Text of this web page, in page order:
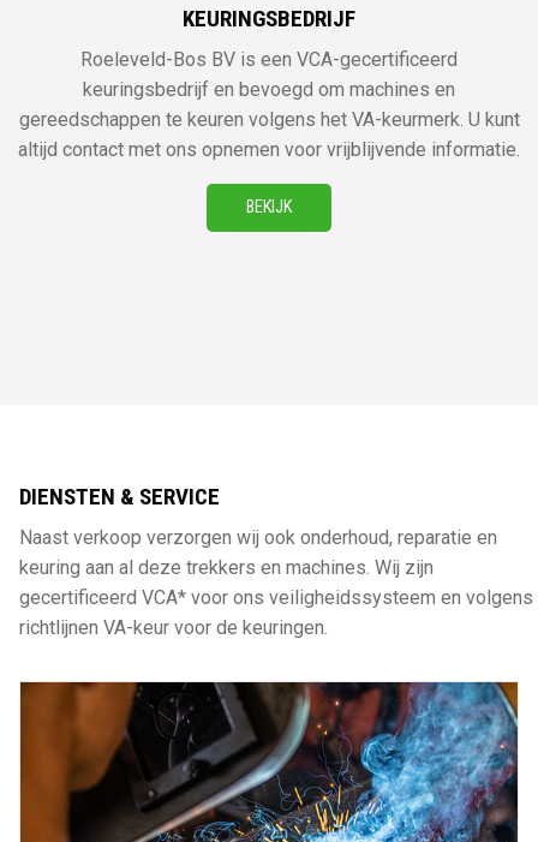
KEURINGSBEDRIJF
Roeleveld-Bos BV is een VCA-gecertificeerd
keuringsbedrijf en bevoegd om machines en
gereedschappen te keuren volgens het VA-keurmerk. U kunt
altijd contact met ons opnemen voor vrijblijvende informatie.
BEKIJK
DIENSTEN & SERVICE
Naast verkoop verzorgen wij ook onderhoud, reparatie en
keuring aan al deze trekkers en machines. Wij zijn
gecertificeerd VCA* voor ons veiligheidssysteem en volgens
richtlijnen VA-keur voor de keuringen.